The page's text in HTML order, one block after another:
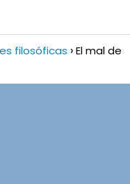
filosóficas
El mal de